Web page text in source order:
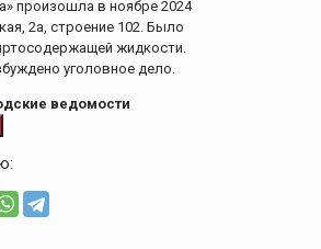
произошла в ноябре 2024
2а, строение 102. Было
жидкости.
уголовное дело.
ведомости